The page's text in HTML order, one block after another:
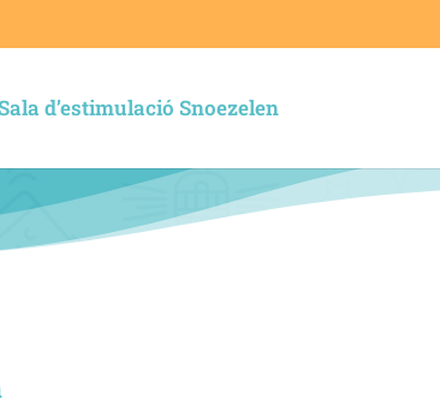
d’estimulació Snoezelen